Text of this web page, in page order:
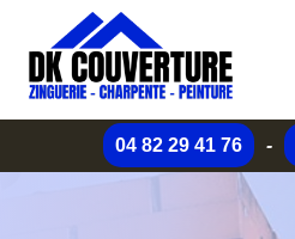
04 82 29 41 76 -